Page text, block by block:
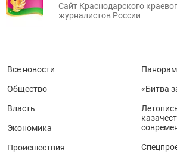
Сайт Краснодарского
журналистов России
Все новости
Общество
Власть
Экономика
Происшествия
«Битва